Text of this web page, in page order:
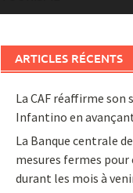
ARTICLES RÉCENTS
La CAF réaffirme son
Infantino en
La Banque centrale
mesures fermes
durant les mois à